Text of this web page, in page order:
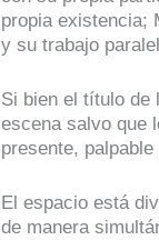
propia existencia;
y su trabajo
Si bien el título de
escena salvo que
presente,
El espacio está
de manera